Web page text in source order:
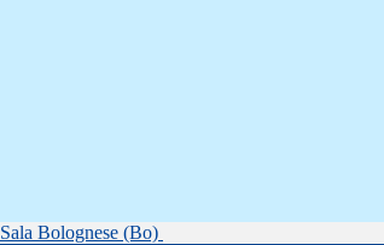
Sala Bolognese (Bo)